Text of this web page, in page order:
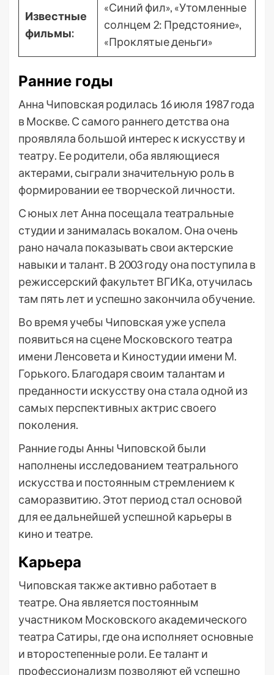
Известные
фильмы:
«Синий фил», «Утомленные
солнцем 2: Предстояние»,
«Проклятые деньги»
Ранние годы
Анна Чиповская родилась 16 июля 1987 года
в Москве. С самого раннего детства она
проявляла большой интерес к искусству и
театру. Ее родители, оба являющиеся
актерами, сыграли значительную роль в
формировании ее творческой личности.
С юных лет Анна посещала театральные
студии и занималась вокалом. Она очень
рано начала показывать свои актерские
навыки и талант. В 2003 году она поступила в
режиссерский факультет ВГИКа, отучилась
там пять лет и успешно закончила обучение.
Во время учебы Чиповская уже успела
появиться на сцене Московского театра
имени Ленсовета и Киностудии имени М.
Горького. Благодаря своим талантам и
преданности искусству она стала одной из
самых перспективных актрис своего
поколения.
Ранние годы Анны Чиповской были
наполнены исследованием театрального
искусства и постоянным стремлением к
саморазвитию. Этот период стал основой
для ее дальнейшей успешной карьеры в
кино и театре.
Карьера
Чиповская также активно работает в
театре. Она является постоянным
участником Московского академического
театра Сатиры, где она исполняет основные
и второстепенные роли. Ее талант и
профессионализм позволяют ей успешно